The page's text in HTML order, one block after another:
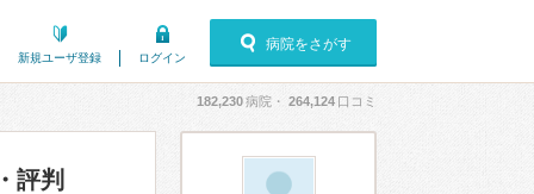
新規ユーザ登録 ログイン
病院をさがす
182,230病院・ 264,124 口コミ
評判